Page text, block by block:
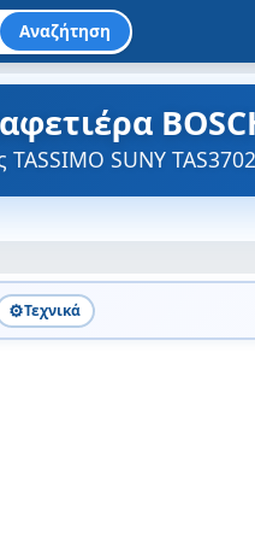
Αναζήτηση
SUNY
⚙️Τεχνικά